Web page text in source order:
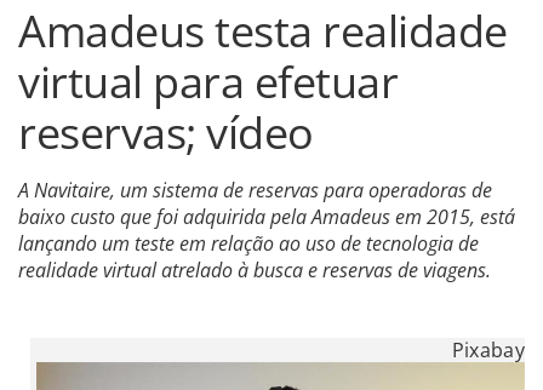
Amadeus testa realidade
virtual para efetuar
reservas; vídeo
A Navitaire, um sistema de reservas para operadoras de
baixo custo que foi adquirida pela Amadeus em 2015, está
lançando um teste em relação ao uso de tecnologia de
realidade virtual atrelado à busca e reservas de viagens.
Pixabay